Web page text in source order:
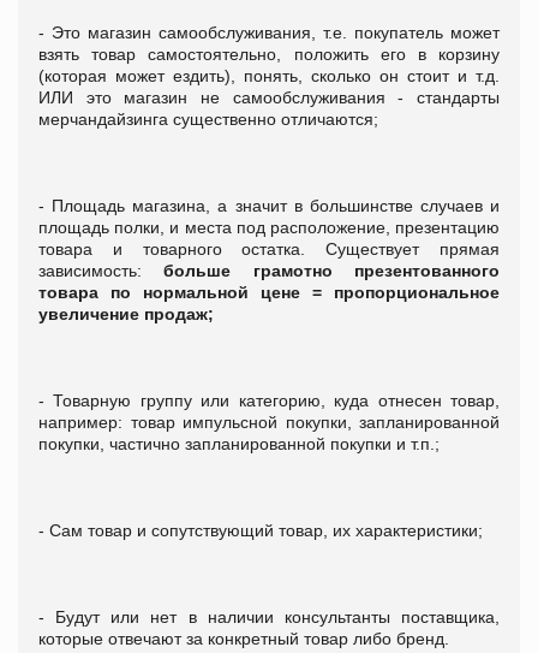
- Это магазин самообслуживания, т.е. покупатель может
взять товар самостоятельно, положить его в корзину
(которая может ездить), понять, сколько он стоит и т.д.
ИЛИ это магазин не самообслуживания - стандарты
мерчандайзинга существенно отличаются;
- Площадь магазина, а значит в большинстве случаев и
площадь полки, и места под расположение, презентацию
товара и товарного остатка. Существует прямая
зависимость:больше грамотно презентованного
товара по нормальной цене = пропорциональное
увеличение продаж;
- Товарную группу или категорию, куда отнесен товар,
например: товар импульсной покупки, запланированной
покупки, частично запланированной покупки и т.п.;
- Сам товар и сопутствующий товар, их характеристики;
- Будут или нет в наличии консультанты поставщика,
которые отвечают за конкретный товар либо бренд.